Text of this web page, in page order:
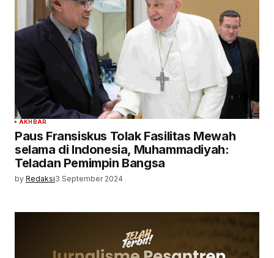
AKHBAR
Paus Fransiskus Tolak Fasilitas Mewah
selama di Indonesia, Muhammadiyah:
Teladan Pemimpin Bangsa
by Redaksi3 September 2024